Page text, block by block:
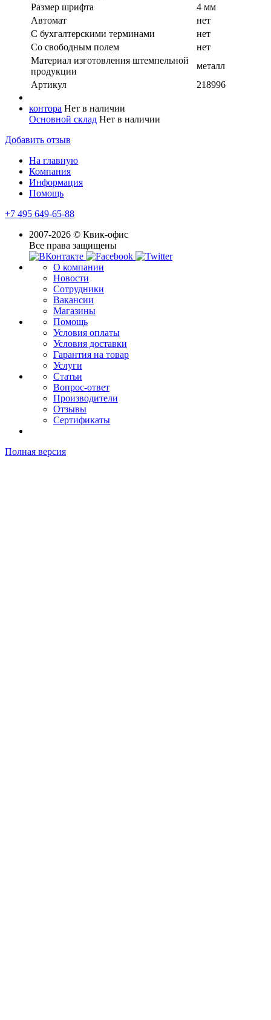
Размер шрифта
4 мм
Автомат
нет
С бухгалтерскими терминами
нет
Со свободным полем
нет
Материал изготовления штемпельной
продукции
металл
Артикул
218996
контора Нет в наличии
Основной склад Нет в наличии
Добавить отзыв
На главную
Компания
Информация
Помощь
+7 495 649-65-88
2007-2026 © Квик-офис
Все права защищены
О компании
Новости
Сотрудники
Вакансии
Магазины
Помощь
Условия оплаты
Условия доставки
Гарантия на товар
Услуги
Статьи
Вопрос-ответ
Производители
Отзывы
Сертификаты
Полная версия